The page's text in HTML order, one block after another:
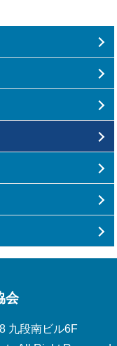
会
九段南ビル6F